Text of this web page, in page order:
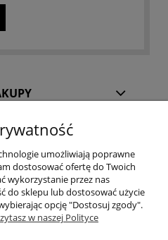
O NAS
umożliwiają poprawne
dostosować ofertę do Twoich
wykorzystanie przez nas
do sklepu lub dostosować użycie
opcję "Dostosuj zgody".
w naszej Polityce